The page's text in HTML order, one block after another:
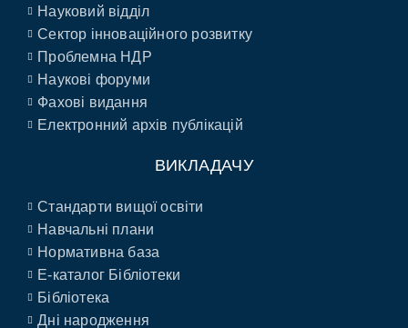
Науковий відділ
Сектор інноваційного розвитку
Проблемна НДР
Наукові форуми
Фахові видання
Електронний архів публікацій
ВИКЛАДАЧУ
Стандарти вищої освіти
Навчальні плани
Нормативна база
E-каталог Бібліотеки
Бібліотека
Дні народження